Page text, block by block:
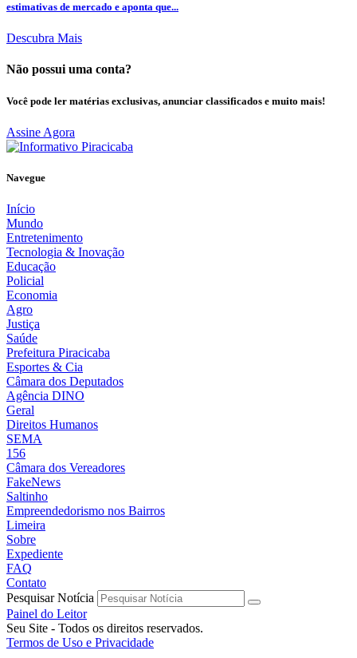
estimativas de mercado e aponta que...
Descubra Mais
Não possui uma conta?
Você pode ler matérias exclusivas, anunciar classificados e muito mais!
Assine Agora
Navegue
Início
Mundo
Entretenimento
Tecnologia & Inovação
Educação
Policial
Economia
Agro
Justiça
Saúde
Prefeitura Piracicaba
Esportes & Cia
Câmara dos Deputados
Agência DINO
Geral
Direitos Humanos
SEMA
156
Câmara dos Vereadores
FakeNews
Saltinho
Empreendedorismo nos Bairros
Limeira
Sobre
Expediente
FAQ
Contato
Pesquisar Notícia
Painel do Leitor
Seu Site - Todos os direitos reservados.
Termos de Uso e Privacidade